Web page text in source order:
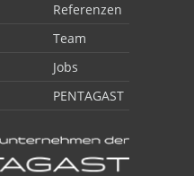
Referenzen
Team
Jobs
PENTAGAST